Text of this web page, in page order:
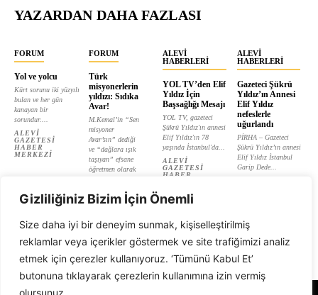
Gizliliğiniz Bizim İçin Önemli
Size daha iyi bir deneyim sunmak, kişiselleştirilmiş
reklamlar veya içerikler göstermek ve site trafiğimizi analiz
etmek için çerezler kullanıyoruz. ‘Tümünü Kabul Et’
butonuna tıklayarak çerezlerin kullanımına izin vermiş
olursunuz.
YAZARDAN DAHA FAZLASI
FORUM
Yol ve yolcu
Kürt sorunu iki yüzyılı
bulan ve her gün
kanayan bir
sorundur....
ALEVI
GAZETESI
HABER
MERKEZI
FORUM
Türk
misyonerlerin
yıldızı: Sıdıka
Avar!
M.Kemal’in “Sen
misyoner
Avar’sın” dediği
ve “dağlara ışık
taşıyan” efsane
öğretmen olarak
ALEVI
GAZETESI
ALEVI
HABERLERI
YOL TV’den Elif
Yıldız İçin
Başsağlığı Mesajı
YOL TV, gazeteci
Şükrü Yıldız'ın annesi
Elif Yıldız'ın 78
yaşında İstanbul'da...
ALEVI
GAZETESI
HABER
ALEVI
HABERLERI
Gazeteci Şükrü
Yıldız’ın Annesi
Elif Yıldız
nefeslerle
uğurlandı
PİRHA – Gazeteci
Şükrü Yıldız’ın annesi
Elif Yıldız İstanbul
Garip Dede...